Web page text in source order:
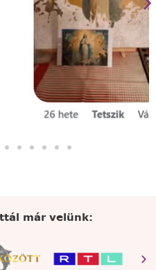
már velünk: